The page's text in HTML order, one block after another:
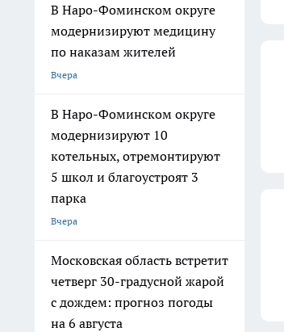
В Наро-Фоминском округе
модернизируют медицину
по наказам жителей
Вчера
В Наро-Фоминском округе
модернизируют 10
котельных, отремонтируют
5 школ и благоустроят 3
парка
Вчера
Московская область встретит
четверг 30-градусной жарой
с дождем: прогноз погоды
на 6 августа